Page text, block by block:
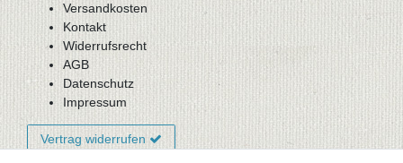
Versandkosten
Kontakt
Widerrufsrecht
AGB
Datenschutz
Impressum
Vertrag widerrufen